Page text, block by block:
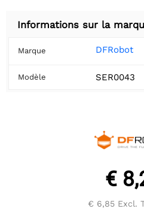
Informations sur la
Marque DFRobot
Modèle SER0043
€
€ 6,85Excl.